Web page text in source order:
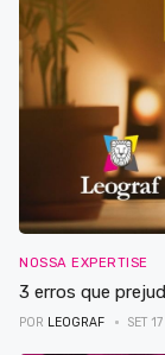
NOSSA EXPERTISE
3 erros que
POR LEOGRAF SET 17